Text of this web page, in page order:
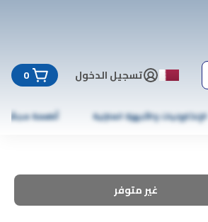
تسجيل الدخول 0
الإلكترونيات والأجهزة المنزلية أطعمة مجمّدة
غير متوفر